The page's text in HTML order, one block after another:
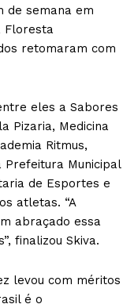
de semana em
Floresta
retomaram com
eles a Sabores
Pizaria, Medicina
Ritmus,
Municipal
de Esportes e
atletas. “A
abraçado essa
finalizou Skiva.
levou com méritos
é o